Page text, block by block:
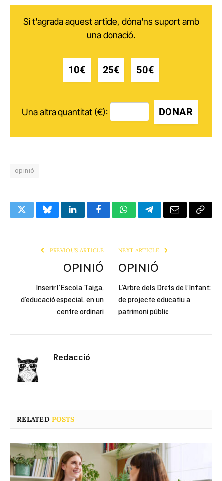
Si t'agrada aquest article, dóna'ns suport amb
una donació.
10€ 25€ 50€
Una altra quantitat (€): DONAR
opinió
TwitterBlueskyLinkedInFacebookWhatsAppTelegramEmail Copy
PREVIOUS ARTICLE
OPINIÓ
Inserir l’Escola Taiga,
d’educació especial, en un
centre ordinari
NEXT ARTICLE
OPINIÓ
L’Arbre dels Drets de l’Infant:
de projecte educatiu a
patrimoni públic
Redacció
RELATEDPOSTS